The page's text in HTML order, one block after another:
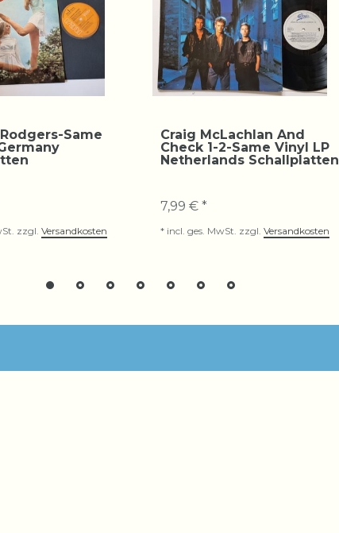
Same
zzgl. Versandkosten
Craig McLachlan And
Check 1-2-Same Vinyl LP
Netherlands Schallplatten
7,99 € *
* incl. ges. MwSt. zzgl. Versandkosten